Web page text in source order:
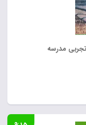
۲۴۶,۰۰۰ تومان